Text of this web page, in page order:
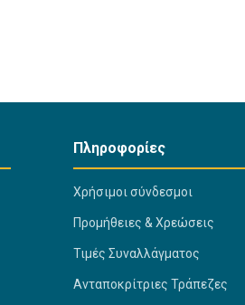
Πληροφορίες
Χρήσιμοι σύνδεσμοι
Προμήθειες & Χρεώσεις
Τιμές Συναλλάγματος
Ανταποκρίτριες Τράπεζες